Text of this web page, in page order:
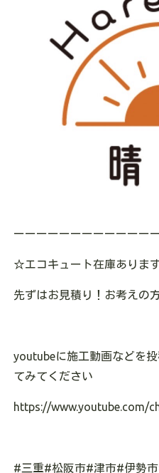
ーーーーーーーーーーーー
☆エコキュート在庫ありま
先ずはお見積り！お考えの
youtubeに施工動画などを
てみてください
https://www.youtube.com/
#三重#松阪市#津市#伊勢